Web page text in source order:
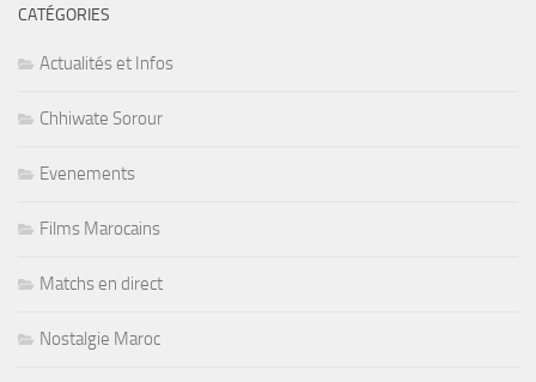
CATÉGORIES
Actualités et Infos
Chhiwate Sorour
Evenements
Films Marocains
Matchs en direct
Nostalgie Maroc